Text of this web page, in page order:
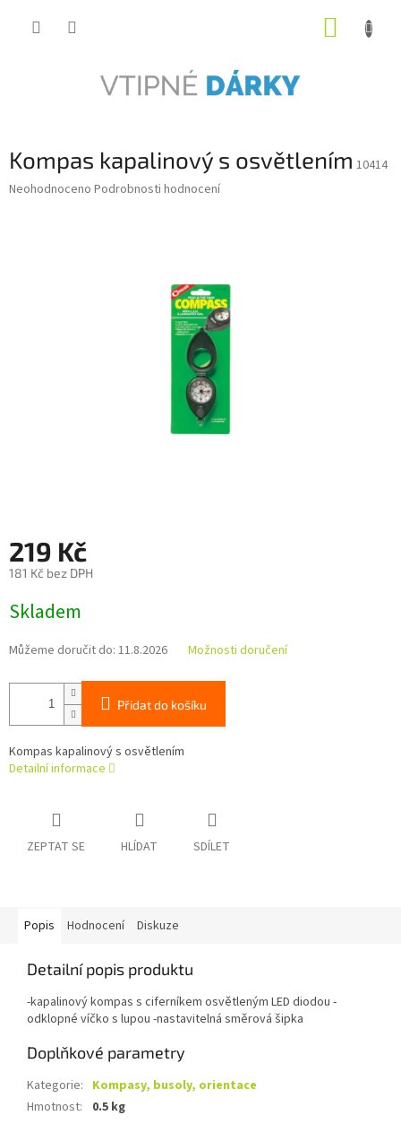
Kompas kapalinový s osvětlením 10414
Průměrné
Neohodnoceno Podrobnosti hodnocení
219 Kč
181 Kč bez DPH
cena:
Skladem
Můžeme doručit do: 11.8.2026 Možnosti doručení
Přidat do košíku
Kompas kapalinový s osvětlením
Detailní informace
ZEPTAT SE HLÍDAT SDÍLET
Popis Hodnocení Diskuze
Detailní popis produktu
-kapalinový kompas s ciferníkem osvětleným LED diodou -
odklopné víčko s lupou -nastavitelná směrová šipka
Doplňkové parametry
Kategorie: Kompasy, busoly, orientace
Hmotnost: 0.5 kg